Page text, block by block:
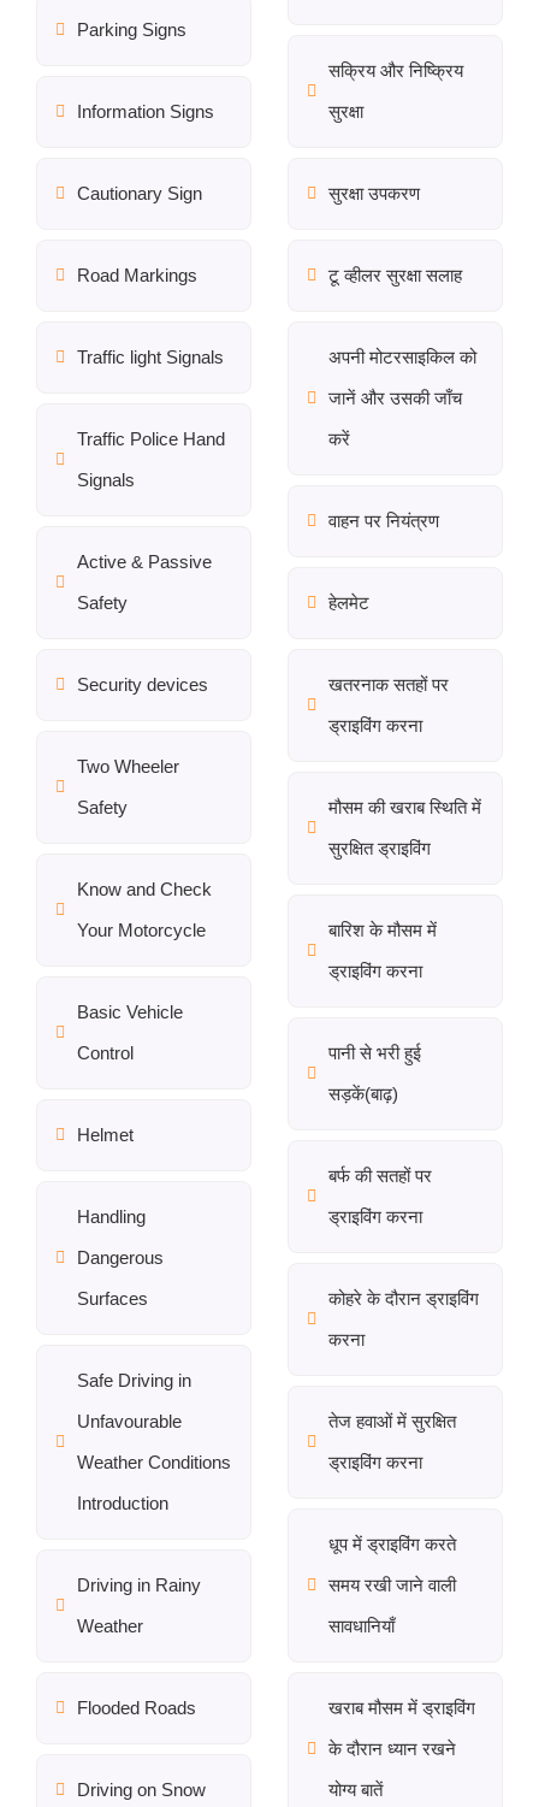
Parking Signs
Information Signs
Cautionary Sign
Road Markings
Traffic light Signals
Traffic Police Hand
Signals
Active & Passive
Safety
Security devices
Two Wheeler
Safety
Know and Check
Your Motorcycle
Basic Vehicle
Control
Helmet
Handling
Dangerous
Surfaces
Safe Driving in
Unfavourable
Weather Conditions
Introduction
Driving in Rainy
Weather
Flooded Roads
Driving on Snow
सक्रिय और निष्क्रिय
सुरक्षा
सुरक्षा उपकरण
टू व्हीलर सुरक्षा सलाह
अपनी मोटरसाइकिल को
जानें और उसकी जाँच
करें
वाहन पर नियंत्रण
हेलमेट
खतरनाक सतहों पर
ड्राइविंग करना
मौसम की खराब स्थिति में
सुरक्षित ड्राइविंग
बारिश के मौसम में
ड्राइविंग करना
पानी से भरी हुई
सड़कें(बाढ़)
बर्फ की सतहों पर
ड्राइविंग करना
कोहरे के दौरान ड्राइविंग
करना
तेज हवाओं में सुरक्षित
ड्राइविंग करना
धूप में ड्राइविंग करते
समय रखी जाने वाली
सावधानियाँ
खराब मौसम में ड्राइविंग
के दौरान ध्यान रखने
योग्य बातें